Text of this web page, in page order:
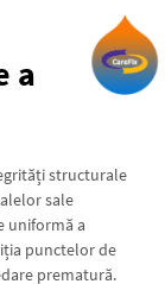
a
structurale
sale
uniformă a
punctelor de
prematură.